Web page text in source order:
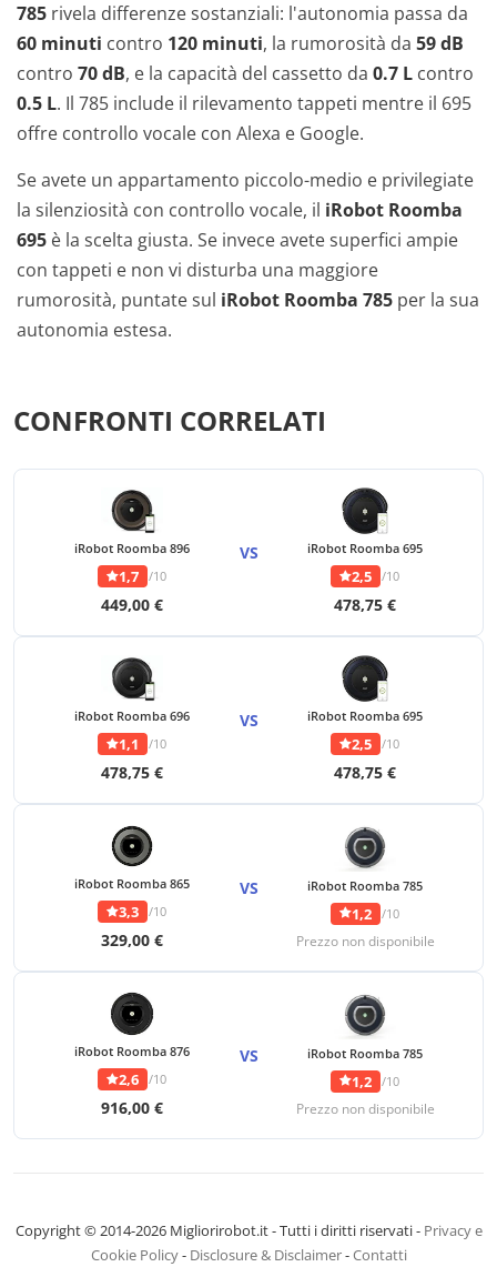
785 rivela differenze sostanziali: l'autonomia passa da
60 minuti contro 120 minuti, la rumorosità da 59 dB
contro 70 dB, e la capacità del cassetto da 0.7 L contro
0.5 L. Il 785 include il rilevamento tappeti mentre il 695
offre controllo vocale con Alexa e Google.
Se avete un appartamento piccolo-medio e privilegiate
la silenziosità con controllo vocale, il iRobot Roomba
695 è la scelta giusta. Se invece avete superfici ampie
con tappeti e non vi disturba una maggiore
rumorosità, puntate sul iRobot Roomba 785 per la sua
autonomia estesa.
CONFRONTI CORRELATI
iRobot Roomba 896
1,7 /10
449,00 €
VS iRobot Roomba 695
2,5 /10
478,75 €
iRobot Roomba 696
1,1 /10
478,75 €
VS iRobot Roomba 695
2,5 /10
478,75 €
iRobot Roomba 865
3,3 /10
329,00 €
VS iRobot Roomba 785
1,2 /10
Prezzo non disponibile
iRobot Roomba 876
2,6 /10
916,00 €
VS iRobot Roomba 785
1,2 /10
Prezzo non disponibile
Copyright © 2014-2026 Migliorirobot.it - Tutti i diritti riservati - Privacy e
Cookie Policy- Disclosure & Disclaimer-Contatti